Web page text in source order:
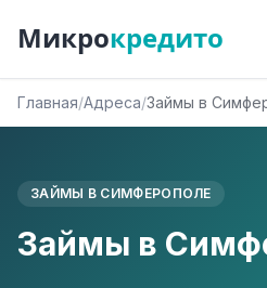
Микрокредито
Главная/Адреса/Займы в
ЗАЙМЫ В СИМФЕРОПОЛЕ
Займы в